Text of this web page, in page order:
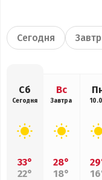
Сегодня
Сб
Сегодня
33°
22°
Вс
Завтра
28°
18°